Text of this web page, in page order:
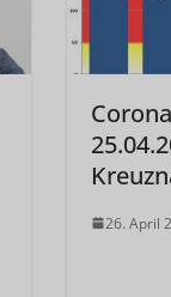
26. April